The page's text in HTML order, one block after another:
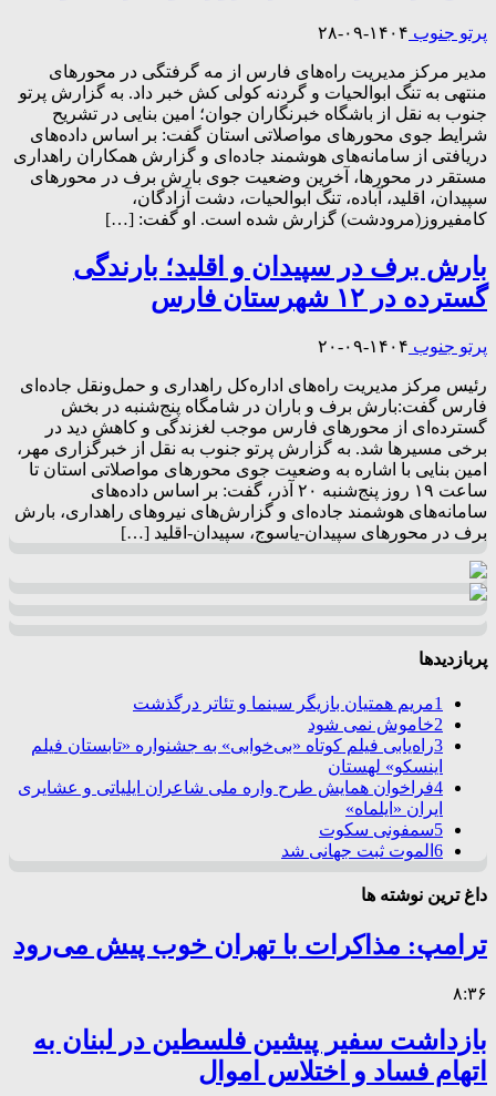
پرتو جنوب ۱۴۰۴-۰۹-۲۸
مدیر مرکز مدیریت راه‌های فارس از مه گرفتگی در محورهای
منتهی به تنگ ابوالحیات و گردنه کولی کش خبر داد. به گزارش پرتو
جنوب به نقل از باشگاه خبرنگاران جوان؛ امین بنایی در تشریح
شرایط جوی محور‌های مواصلاتی استان گفت: بر اساس داده‌های
دریافتی از سامانه‌های هوشمند جاده‌ای و گزارش همکاران راهداری
مستقر در محورها، آخرین وضعیت جوی بارش برف در محورهای
سپیدان، اقلید، آباده، تنگ ابوالحیات، دشت آزادگان،
کامفیروز(مرودشت) گزارش شده است. او گفت: […]
بارش برف در سپیدان و اقلید؛ بارندگی
گسترده در ۱۲ شهرستان فارس
پرتو جنوب ۱۴۰۴-۰۹-۲۰
رئیس مرکز مدیریت راه‌های اداره‌کل راهداری و حمل‌ونقل جاده‌ای
فارس گفت:بارش برف و باران در شامگاه پنج‌شنبه در بخش
گسترده‌ای از محورهای فارس موجب لغزندگی و کاهش دید در
برخی مسیرها شد. به گزارش پرتو جنوب به نقل از خبرگزاری مهر،
امین بنایی با اشاره به وضعیت جوی محورهای مواصلاتی استان تا
ساعت ۱۹ روز پنج‌شنبه ۲۰ آذر، گفت: بر اساس داده‌های
سامانه‌های هوشمند جاده‌ای و گزارش‌های نیروهای راهداری، بارش
برف در محورهای سپیدان-یاسوج، سپیدان-اقلید […]
پربازدیدها
1مریم همتیان بازیگر سینما و تئاتر درگذشت
2خاموش نمی شود
3راه‌یابی فیلم کوتاه «بی‌خوابی» به جشنواره «تابستان فیلم
اینسکو» لهستان
4فراخوان همایش طرح واره ملی شاعران ایلیاتی و عشایری
ایران «ایلماه»
5سمفونی سکوت
6 الموت ثبت جهانی شد
داغ ترین نوشته ها
ترامپ: مذاکرات با تهران خوب پیش می‌رود
۸:۳۶
بازداشت سفیر پیشین فلسطین در لبنان به
اتهام فساد و اختلاس اموال